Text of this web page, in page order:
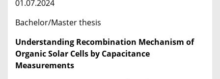
01.07.2024
Bachelor/Master thesis
Understanding Recombination Mechanism of
Organic Solar Cells by Capacitance
Measurements